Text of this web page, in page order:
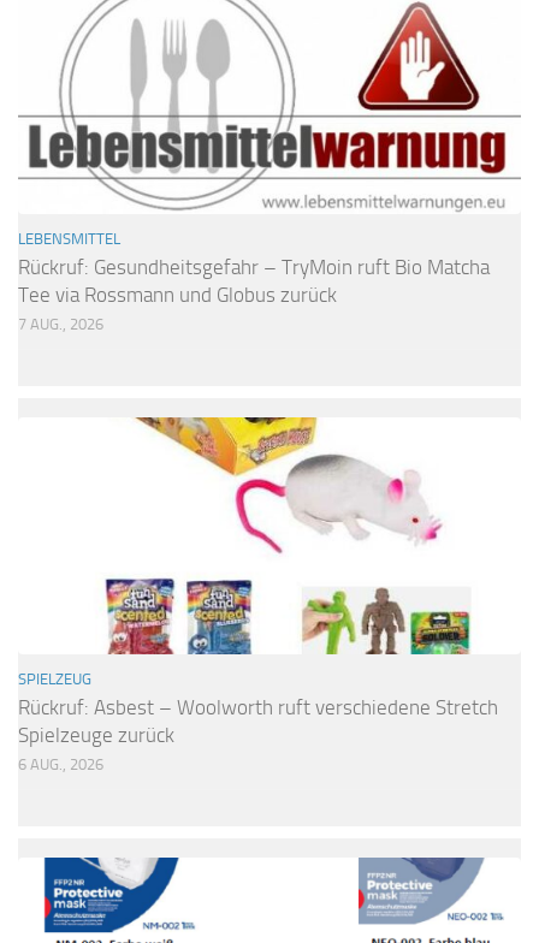
LEBENSMITTEL
Rückruf: Gesundheitsgefahr – TryMoin ruft Bio Matcha
Tee via Rossmann und Globus zurück
7 AUG., 2026
SPIELZEUG
Rückruf: Asbest – Woolworth ruft verschiedene Stretch
Spielzeuge zurück
6 AUG., 2026